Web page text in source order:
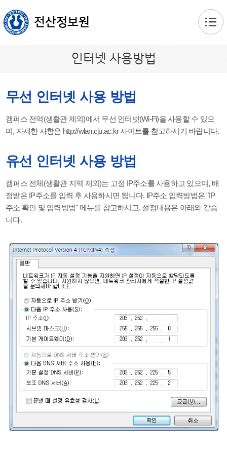
전산정보원
인터넷 사용방법
무선 인터넷 사용 방법
캠퍼스 전역(생활관 제외)에서 무선 인터넷(Wi-Fi)을 사용할 수 있으
며, 자세한 사항은 http://wlan.cju.ac.kr 사이트를 참고하시기 바랍니다.
유선 인터넷 사용 방법
캠퍼스 전체(생활관 지역 제외)는 고정 IP주소를 사용하고 있으며, 배
정받은 IP주소를 입력 후 사용하시면 됩니다. IP주소 입력방법은 "IP
주소 확인 및 입력방법" 메뉴를 참고하시고, 설정내용은 아래와 같습
니다.